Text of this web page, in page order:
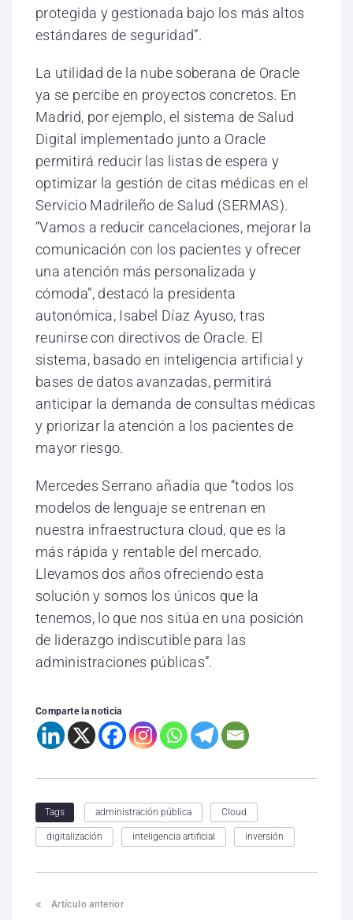
protegida y gestionada bajo los más altos
estándares de seguridad”.
La utilidad de la nube soberana de Oracle
ya se percibe en proyectos concretos. En
Madrid, por ejemplo, el sistema de Salud
Digital implementado junto a Oracle
permitirá reducir las listas de espera y
optimizar la gestión de citas médicas en el
Servicio Madrileño de Salud (SERMAS).
“Vamos a reducir cancelaciones, mejorar la
comunicación con los pacientes y ofrecer
una atención más personalizada y
cómoda”, destacó la presidenta
autonómica, Isabel Díaz Ayuso, tras
reunirse con directivos de Oracle. El
sistema, basado en inteligencia artificial y
bases de datos avanzadas, permitirá
anticipar la demanda de consultas médicas
y priorizar la atención a los pacientes de
mayor riesgo.
Mercedes Serrano añadía que “todos los
modelos de lenguaje se entrenan en
nuestra infraestructura cloud, que es la
más rápida y rentable del mercado.
Llevamos dos años ofreciendo esta
solución y somos los únicos que la
tenemos, lo que nos sitúa en una posición
de liderazgo indiscutible para las
administraciones públicas”.
Comparte la noticia
Tags administración pública Cloud
digitalización inteligencia artificial inversión
Artículo anterior